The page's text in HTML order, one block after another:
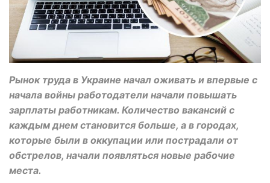
Рынок труда в Украине начал оживать и впервые с
начала войны работодатели начали повышать
зарплаты работникам. Количество вакансий с
каждым днем становится больше, а в городах,
которые были в оккупации или пострадали от
обстрелов, начали появляться новые рабочие
места.